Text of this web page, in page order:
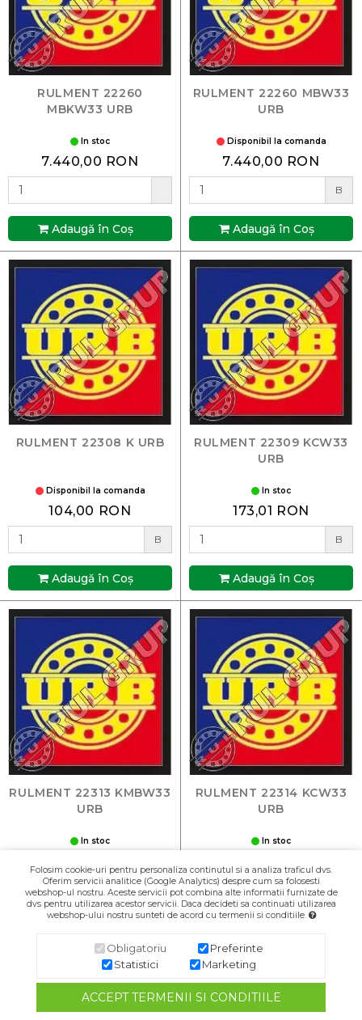
RULMENT 22260
MBKW33 URB
In stoc
7.440,00 RON
Adaugă în Coş
RULMENT 22260 MBW33
URB
Disponibil la comanda
7.440,00 RON
B
Adaugă în Coş
RULMENT 22308 K URB
Disponibil la comanda
104,00 RON
B
Adaugă în Coş
RULMENT 22309 KCW33
URB
In stoc
173,01 RON
B
Adaugă în Coş
RULMENT 22313 KMBW33
URB
In stoc
B
RULMENT 22314 KCW33
URB
In stoc
B
Folosim cookie-uri pentru personaliza continutul si a analiza traficul dvs.
Oferim servicii analitice (Google Analytics) despre cum sa folosesti
webshop-ul nostru. Aceste servicii pot combina alte informatii furnizate de
dvs pentru utilizarea acestor servicii. Daca decideti sa continuati utilizarea
webshop-ului nostru sunteti de acord cu termenii si conditiile.
Obligatoriu
Preferinte
Statistici
Marketing
ACCEPT TERMENII SI CONDITIILE